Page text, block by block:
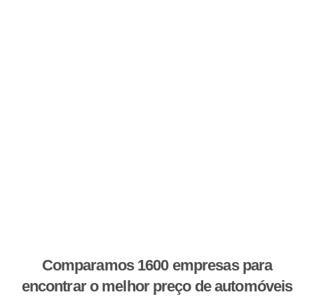
Comparamos 1600 empresas para
encontrar o melhor preço de automóveis